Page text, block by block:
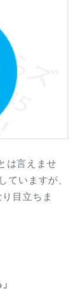
は言えませ
ていますが、
目立ちま